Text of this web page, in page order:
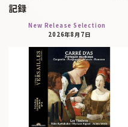
記録
New Release Selection
2026年8月7日